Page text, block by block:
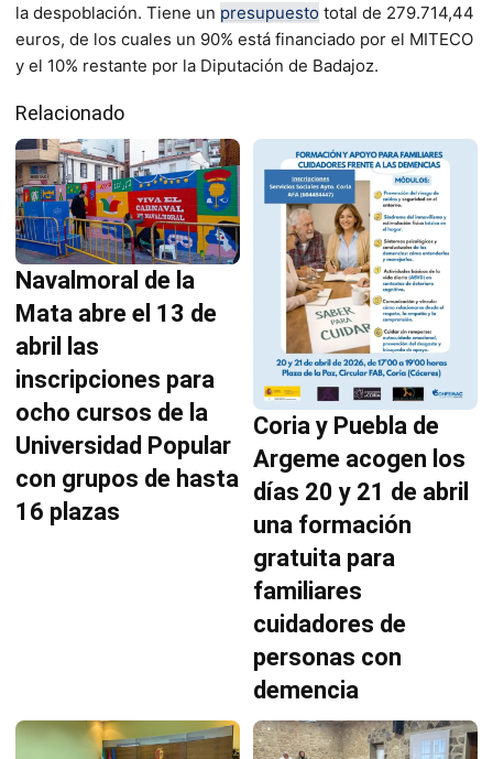
la despoblación. Tiene un presupuesto total de 279.714,44
euros, de los cuales un 90% está financiado por el MITECO
y el 10% restante por la Diputación de Badajoz.
Relacionado
Navalmoral de la
Mata abre el 13 de
abril las
inscripciones para
ocho cursos de la
Universidad Popular
con grupos de hasta
16 plazas
Coria y Puebla de
Argeme acogen los
días 20 y 21 de abril
una formación
gratuita para
familiares
cuidadores de
personas con
demencia